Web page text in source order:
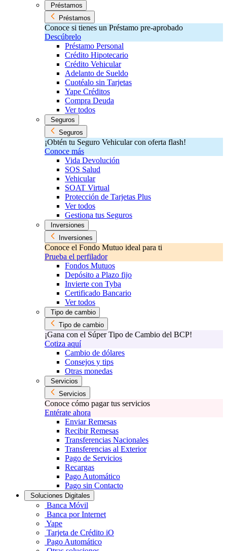
Préstamos
Préstamos
Conoce si tienes un Préstamo pre-aprobado
Descúbrelo
Préstamo Personal
Crédito Hipotecario
Crédito Vehicular
Adelanto de Sueldo
Cuotéalo sin Tarjetas
Yape Créditos
Compra Deuda
Ver todos
Seguros
Seguros
¡Obtén tu Seguro Vehicular con oferta flash!
Conoce más
Vida Devolución
SOS Salud
Vehicular
SOAT Virtual
Protección de Tarjetas Plus
Ver todos
Gestiona tus Seguros
Inversiones
Inversiones
Conoce el Fondo Mutuo ideal para ti
Prueba el perfilador
Fondos Mutuos
Depósito a Plazo fijo
Invierte con Tyba
Certificado Bancario
Ver todos
Tipo de cambio
Tipo de cambio
¡Gana con el Súper Tipo de Cambio del BCP!
Cotiza aquí
Cambio de dólares
Consejos y tips
Otras monedas
Servicios
Servicios
Conoce cómo pagar tus servicios
Entérate ahora
Enviar Remesas
Recibir Remesas
Transferencias Nacionales
Transferencias al Exterior
Pago de Servicios
Recargas
Pago Automático
Pago sin Contacto
Soluciones Digitales
Banca Móvil
Banca por Internet
Yape
Tarjeta de Crédito iO
Pago Automático